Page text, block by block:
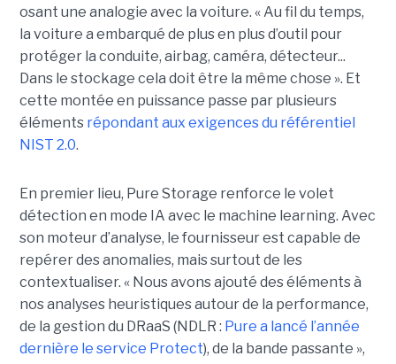
osant une analogie avec la voiture. « Au fil du temps,
la voiture a embarqué de plus en plus d’outil pour
protéger la conduite, airbag, caméra, détecteur...
Dans le stockage cela doit être la même chose ». Et
cette montée en puissance passe par plusieurs
éléments répondant aux exigences du référentiel
NIST 2.0.
En premier lieu, Pure Storage renforce le volet
détection en mode IA avec le machine learning. Avec
son moteur d’analyse, le fournisseur est capable de
repérer des anomalies, mais surtout de les
contextualiser. « Nous avons ajouté des éléments à
nos analyses heuristiques autour de la performance,
de la gestion du DRaaS (NDLR : Pure a lancé l’année
dernière le service Protect), de la bande passante »,